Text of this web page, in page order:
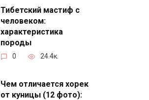
Тибетский мастиф с
человеком:
характеристика
породы
0 24.4к.
Чем отличается хорек
от куницы (12 фото):